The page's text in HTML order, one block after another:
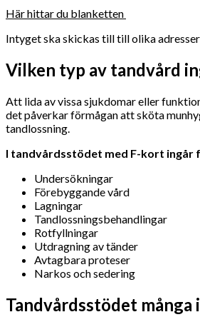
Här hittar du blanketten
Intyget ska skickas till till olika
Vilken typ av tandvård
Att lida av vissa sjukdomar eller
det påverkar förmågan att sköta
tandlossning.
I tandvårdsstödet med F-kort ingår
Undersökningar
Förebyggande vård
Lagningar
Tandlossningsbehandlingar
Rotfyllningar
Utdragning av tänder
Avtagbara proteser
Narkos och sedering
Tandvårdsstödet många